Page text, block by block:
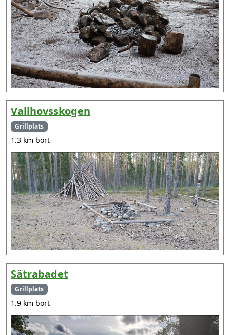
Vallhovsskogen
Grillplats
1.3 km bort
Sätrabadet
Grillplats
1.9 km bort